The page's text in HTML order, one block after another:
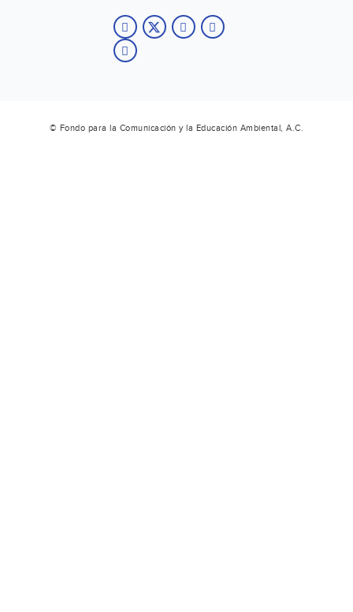
© Fondo para la Comunicación y la Educación Ambiental, A.C.